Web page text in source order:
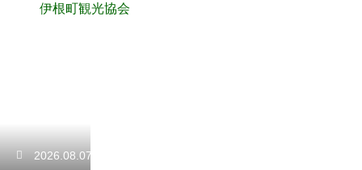
伊根町観光協会
2026.08.07